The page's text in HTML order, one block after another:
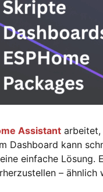
Assistant arbeitet,
Dashboard kann
einfache Lösung.
–